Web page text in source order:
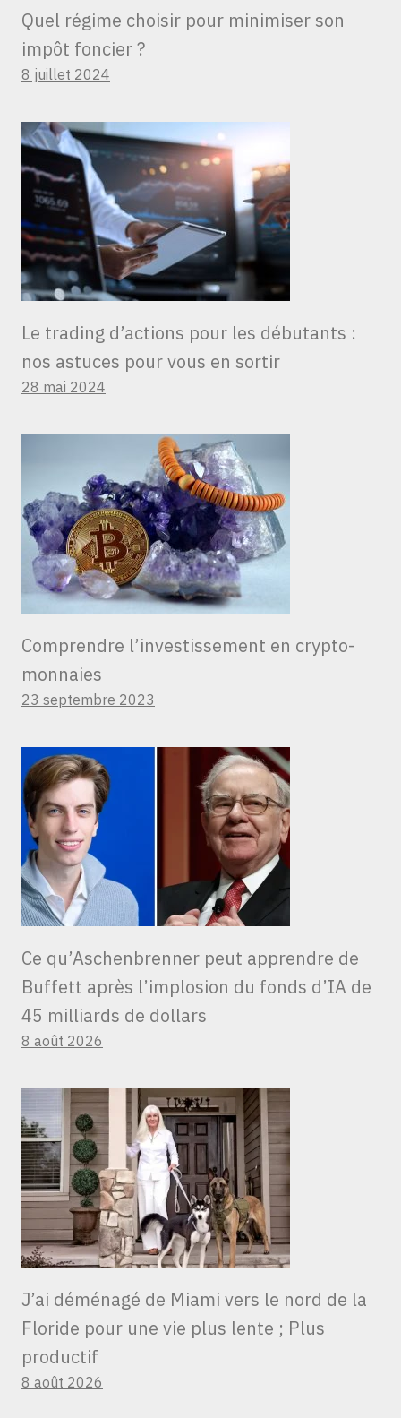
Quel régime choisir pour minimiser son
impôt foncier ?
8 juillet 2024
Le trading d’actions pour les débutants :
nos astuces pour vous en sortir
28 mai 2024
Comprendre l’investissement en crypto-
monnaies
23 septembre 2023
Ce qu’Aschenbrenner peut apprendre de
Buffett après l’implosion du fonds d’IA de
45 milliards de dollars
8 août 2026
J’ai déménagé de Miami vers le nord de la
Floride pour une vie plus lente ; Plus
productif
8 août 2026